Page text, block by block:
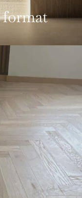
format